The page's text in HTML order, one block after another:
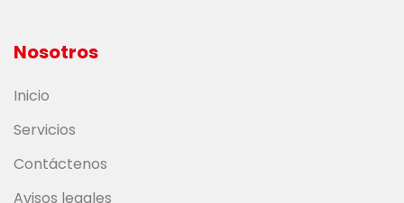
Nosotros
Inicio
Servicios
Contáctenos
Avisos legales